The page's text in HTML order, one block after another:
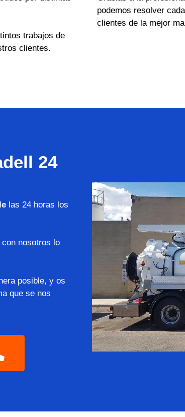
trabajos de
clientes.
podemos resolver
clientes de la mejor
24
las 24 horas los
nosotros lo
posible, y os
que se nos